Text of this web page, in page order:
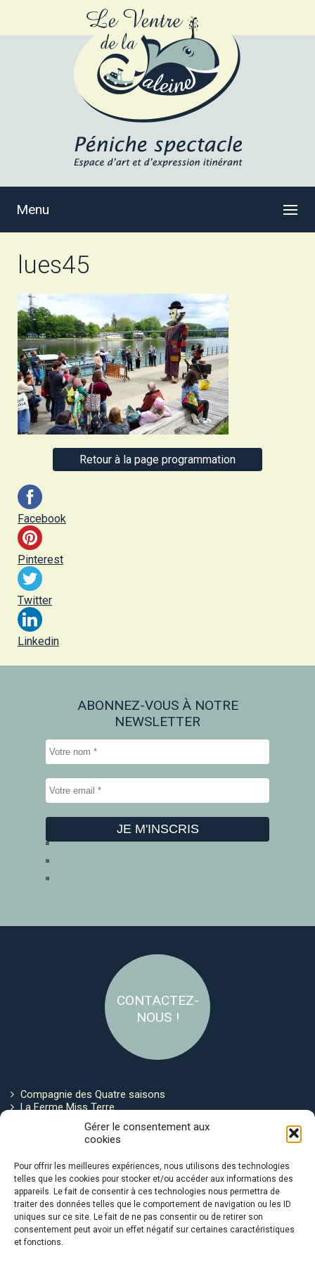
Gérer le consentement aux
cookies
Pour offrir les meilleures expériences, nous utilisons des technologies
telles que les cookies pour stocker et/ou accéder aux informations des
appareils. Le fait de consentir à ces technologies nous permettra de
traiter des données telles que le comportement de navigation ou les ID
uniques sur ce site. Le fait de ne pas consentir ou de retirer son
consentement peut avoir un effet négatif sur certaines caractéristiques
et fonctions.
Menu
lues45
Retour à la page programmation
Facebook
Pinterest
Twitter
Linkedin
ABONNEZ-VOUS À NOTRE
NEWSLETTER
CONTACTEZ-
NOUS !
Compagnie des Quatre saisons
La Ferme Miss Terre
Politique de cookies